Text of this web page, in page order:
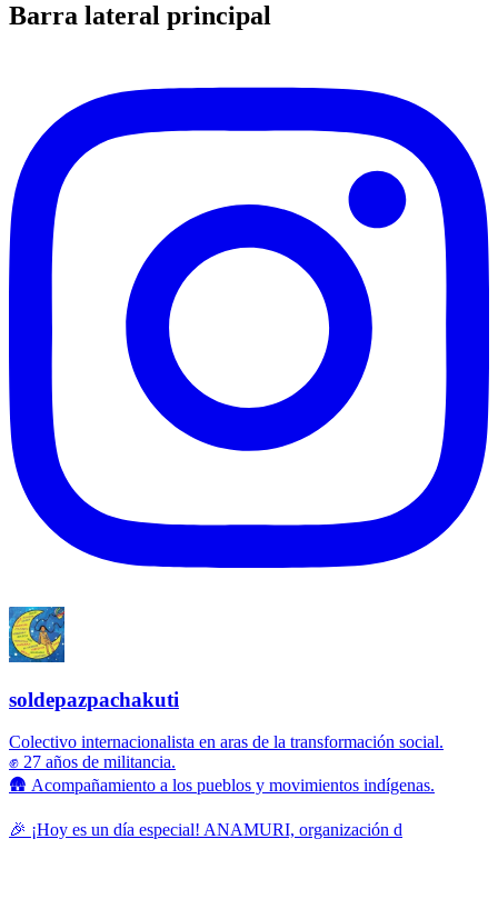
Barra lateral principal
soldepazpachakuti
Colectivo internacionalista en aras de la transformación social.
✊ 27 años de militancia.
🛖 Acompañamiento a los pueblos y movimientos indígenas.
🎉 ¡Hoy es un día especial! ANAMURI, organización d